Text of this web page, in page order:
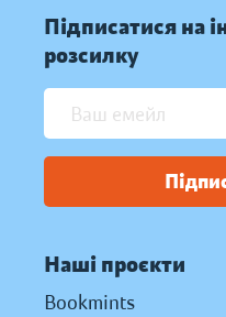
Підписатися на
розсилку
Наші проєкти
Bookmints